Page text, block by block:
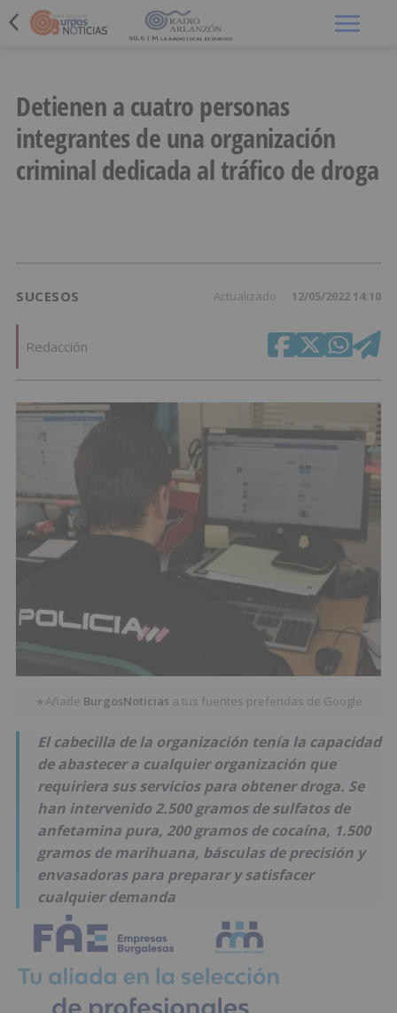
Detienen a cuatro personas
integrantes de una organización
criminal dedicada al tráfico de droga
SUCESOS Actualizado 12/05/2022 14:10
Redacción
★Añade BurgosNoticias a tus fuentes preferidas de Google
El cabecilla de la organización tenía la capacidad
de abastecer a cualquier organización que
requiriera sus servicios para obtener droga. Se
han intervenido 2.500 gramos de sulfatos de
anfetamina pura, 200 gramos de cocaína, 1.500
gramos de marihuana, básculas de precisión y
envasadoras para preparar y satisfacer
cualquier demanda